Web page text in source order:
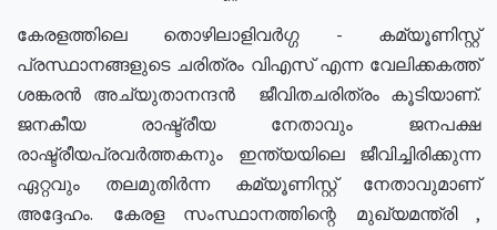
കേരളത്തിലെ തൊഴിലാളിവർഗ്ഗ - കമ്യൂണിസ്റ്റ്
പ്രസ്ഥാനങ്ങളുടെ ചരിത്രം വിഎസ് എന്ന വേലിക്കകത്ത്
ശങ്കരൻ അച്യുതാനന്ദൻ ജീവിതചരിത്രം കൂടിയാണ്.
ജനകീയ രാഷ്ട്രീയ നേതാവും ജനപക്ഷ
രാഷ്ട്രീയപ്രവർത്തകനും ഇന്ത്യയിലെ ജീവിച്ചിരിക്കുന്ന
ഏറ്റവും തലമുതിർന്ന കമ്യൂണിസ്റ്റ് നേതാവുമാണ്
അദ്ദേഹം. കേരള സംസ്ഥാനത്തിന്റെ മുഖ്യമന്ത്രി ,